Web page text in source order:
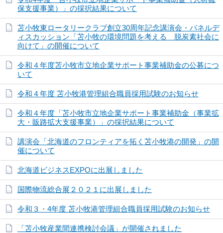
保支援事業）」の採択結果について
苫小牧東ロータリークラブ創立30周年記念講演会・パネルデ
ィスカッション「苫小牧の環境問題を考える 脱炭素社会に
向けて」の開催について
令和４年度苫小牧市立地企業サポート事業補助金の公募につ
いて
令和４年度 苫小牧港管理組合職員採用試験のお知らせ
令和４年度「苫小牧市立地企業サポート事業補助金（事業拡
大・販路拡大支援事業）」の採択結果について
講演会「北海道のフロンティアを拓く苫小牧港の開発」の開
催について
北海道ビジネスEXPOに出展しました
国際物流総合展２０２１に出展しました
令和３・4年度 苫小牧港管理組合職員採用試験のお知らせ
「苫小牧産業間連携検討会議」が開催されました